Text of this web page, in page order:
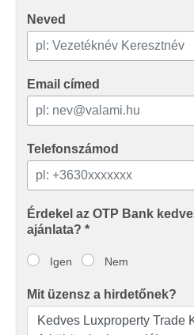
Neved
Email címed
Telefonszámod
Érdekel az OTP Bank
ajánlata? *
Igen Nem
Mit üzensz a hirdetőnek?